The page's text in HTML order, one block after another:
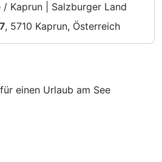
/ Kaprun | Salzburger Land
, 5710 Kaprun, Österreich
einen Urlaub am See